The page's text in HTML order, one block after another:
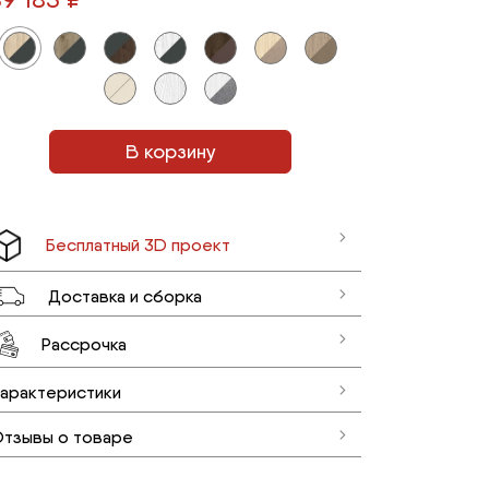
В корзину
Бесплатный 3D проект
Доставка и сборка
Рассрочка
о товаре